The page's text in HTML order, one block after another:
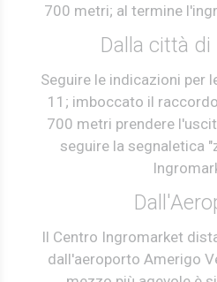
700 metri; al termine
Dalla città di
Seguire le indicazioni per
11; imboccato il
700 metri prendere
seguire la segnaletica
Il Centro Ingromarket
dall'aeroporto Amerigo